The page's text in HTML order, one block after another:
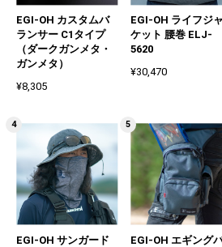
EGI-OH カスタムバ
ランサー C1タイプ
（ダークガンメタ・
ガンメタ）
¥8,305
EGI-OH ライフジャ
ケット 腰巻 ELJ-
5620
¥30,470
EGI-OH サンガード
EGI-OH エギング